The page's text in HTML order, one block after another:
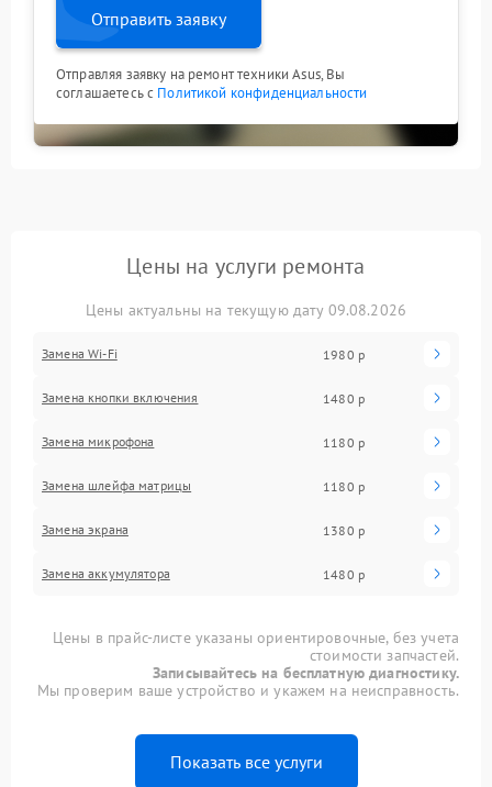
Отправить заявку
Отправляя заявку на ремонт техники Asus, Вы
соглашаетесь с Политикой конфиденциальности
Цены на услуги ремонта
Цены актуальны на текущую дату 09.08.2026
Замена Wi-Fi 1980 р
Замена кнопки включения 1480 р
Замена микрофона 1180 р
Замена шлейфа матрицы 1180 р
Замена экрана 1380 р
Замена аккумулятора 1480 р
Цены в прайс-листе указаны ориентировочные, без учета
стоимости запчастей.
Записывайтесь на бесплатную диагностику.
Мы проверим ваше устройство и укажем на неисправность.
Показать все услуги